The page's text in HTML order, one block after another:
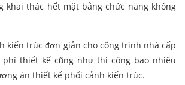
khai thác hết mặt bằng chức năng không
kiến trúc đơn giản cho công trình nhà cấp
phí thiết kế cũng như thi công bao nhiêu
án thiết kế phối cảnh kiến trúc.